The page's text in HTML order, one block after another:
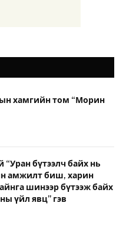
хамгийн том “Морин
“Уран бүтээлч байх нь
амжилт биш, харин
шинээр бүтээж байх
үйл явц” гэв